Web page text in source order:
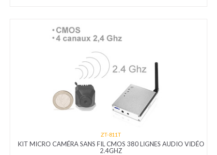
ZT-811T
KIT MICRO CAMÉRA SANS FIL CMOS 380 LIGNES AUDIO VIDÉO
2.4GHZ